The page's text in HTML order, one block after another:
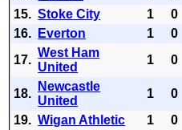
15. Stoke City 1 0
16.
Everton 1 0
17.
West Ham
United
1 0
18.
Newcastle
United
1 0
19. Wigan Athletic 1 0